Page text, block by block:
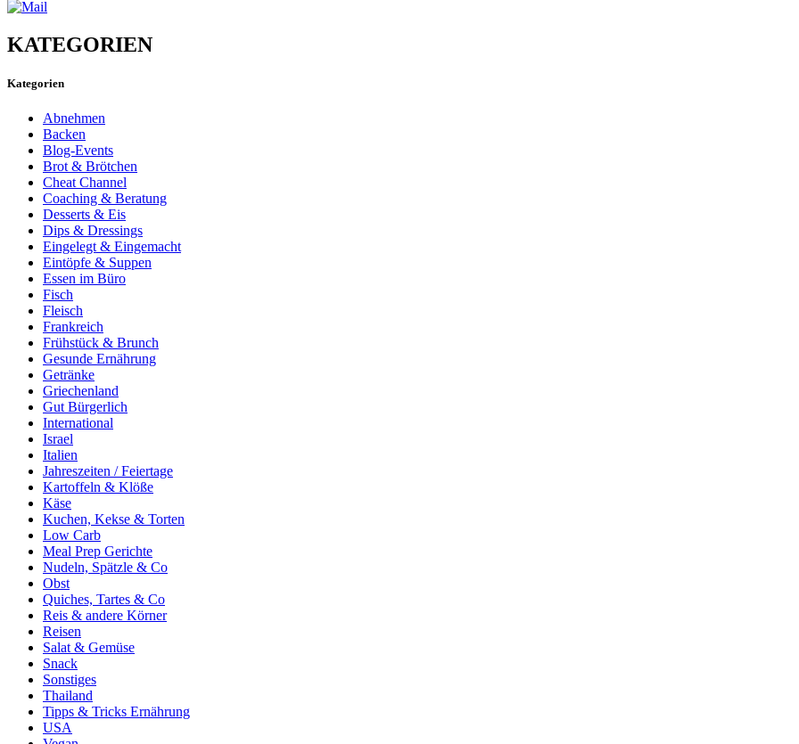
KATEGORIEN
Kategorien
Abnehmen
Backen
Blog-Events
Brot & Brötchen
Cheat Channel
Coaching & Beratung
Desserts & Eis
Dips & Dressings
Eingelegt & Eingemacht
Eintöpfe & Suppen
Essen im Büro
Fisch
Fleisch
Frankreich
Frühstück & Brunch
Gesunde Ernährung
Getränke
Griechenland
Gut Bürgerlich
International
Israel
Italien
Jahreszeiten / Feiertage
Kartoffeln & Klöße
Käse
Kuchen, Kekse & Torten
Low Carb
Meal Prep Gerichte
Nudeln, Spätzle & Co
Obst
Quiches, Tartes & Co
Reis & andere Körner
Reisen
Salat & Gemüse
Snack
Sonstiges
Thailand
Tipps & Tricks Ernährung
USA